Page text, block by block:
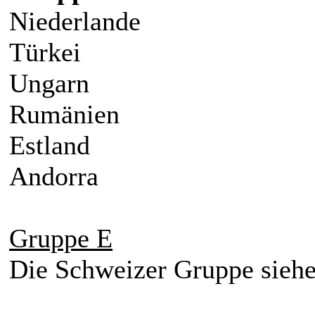
Niederlande
Türkei
Ungarn
Rumänien
Estland
Andorra
Gruppe E
Die Schweizer Gruppe